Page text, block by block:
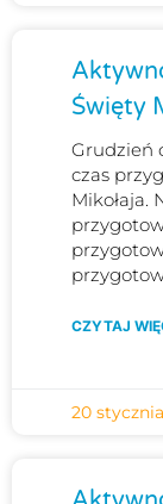
Święty
Grudzień
czas
Mikołaja.
CZYTAJ
20